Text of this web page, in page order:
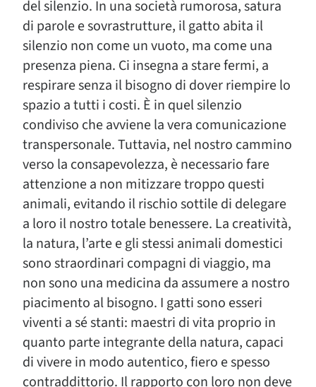
del silenzio. In una società rumorosa, satura
di parole e sovrastrutture, il gatto abita il
silenzio non come un vuoto, ma come una
presenza piena. Ci insegna a stare fermi, a
respirare senza il bisogno di dover riempire lo
spazio a tutti i costi. È in quel silenzio
condiviso che avviene la vera comunicazione
transpersonale. Tuttavia, nel nostro cammino
verso la consapevolezza, è necessario fare
attenzione a non mitizzare troppo questi
animali, evitando il rischio sottile di delegare
a loro il nostro totale benessere. La creatività,
la natura, l’arte e gli stessi animali domestici
sono straordinari compagni di viaggio, ma
non sono una medicina da assumere a nostro
piacimento al bisogno. I gatti sono esseri
viventi a sé stanti: maestri di vita proprio in
quanto parte integrante della natura, capaci
di vivere in modo autentico, fiero e spesso
contraddittorio. Il rapporto con loro non deve